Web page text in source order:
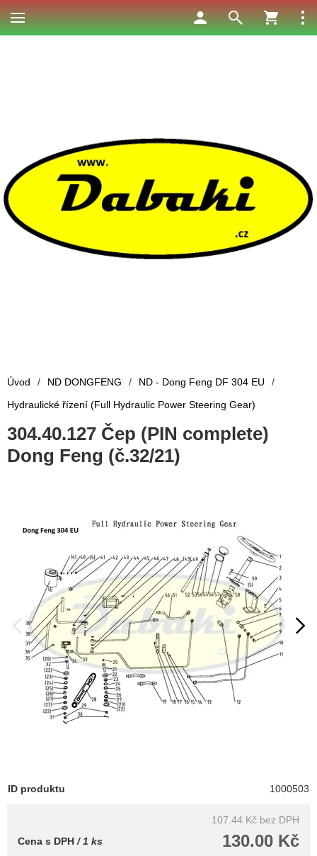
Úvod / ND DONGFENG / ND - Dong Feng DF 304 EU
/
Hydraulické řízení (Full Hydraulic Power Steering Gear)
304.40.127 Čep (PIN complete)
Dong Feng (č.32/21)
ID produktu 1000503
107.44 Kč bez DPH
130.00 Kč
Cena s DPH / 1 ks